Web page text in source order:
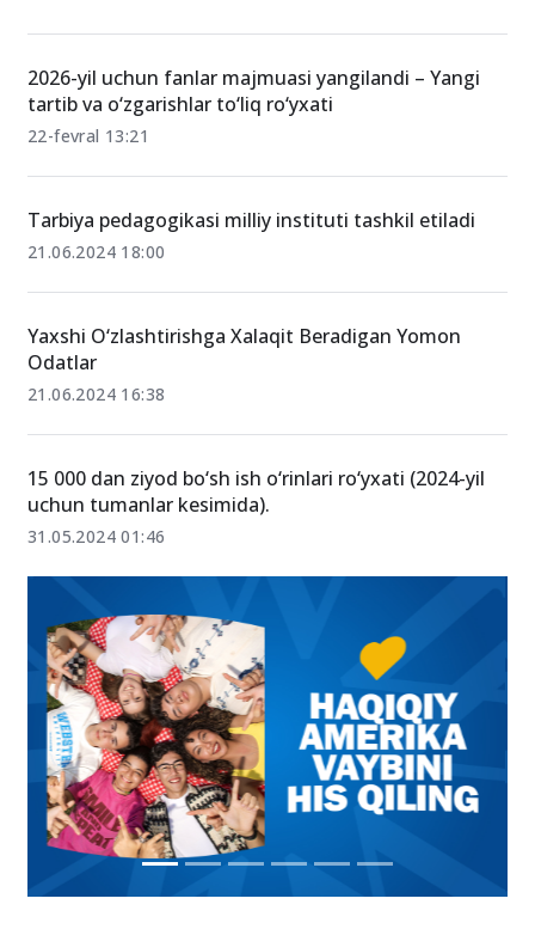
2026-yil uchun fanlar majmuasi yangilandi – Yangi
tartib va o‘zgarishlar to‘liq ro‘yxati
22-fevral 13:21
Tarbiya pedagogikasi milliy instituti tashkil etiladi
21.06.2024 18:00
Yaxshi O‘zlashtirishga Xalaqit Beradigan Yomon
Odatlar
21.06.2024 16:38
15 000 dan ziyod bo‘sh ish o‘rinlari ro‘yxati (2024-yil
uchun tumanlar kesimida).
31.05.2024 01:46